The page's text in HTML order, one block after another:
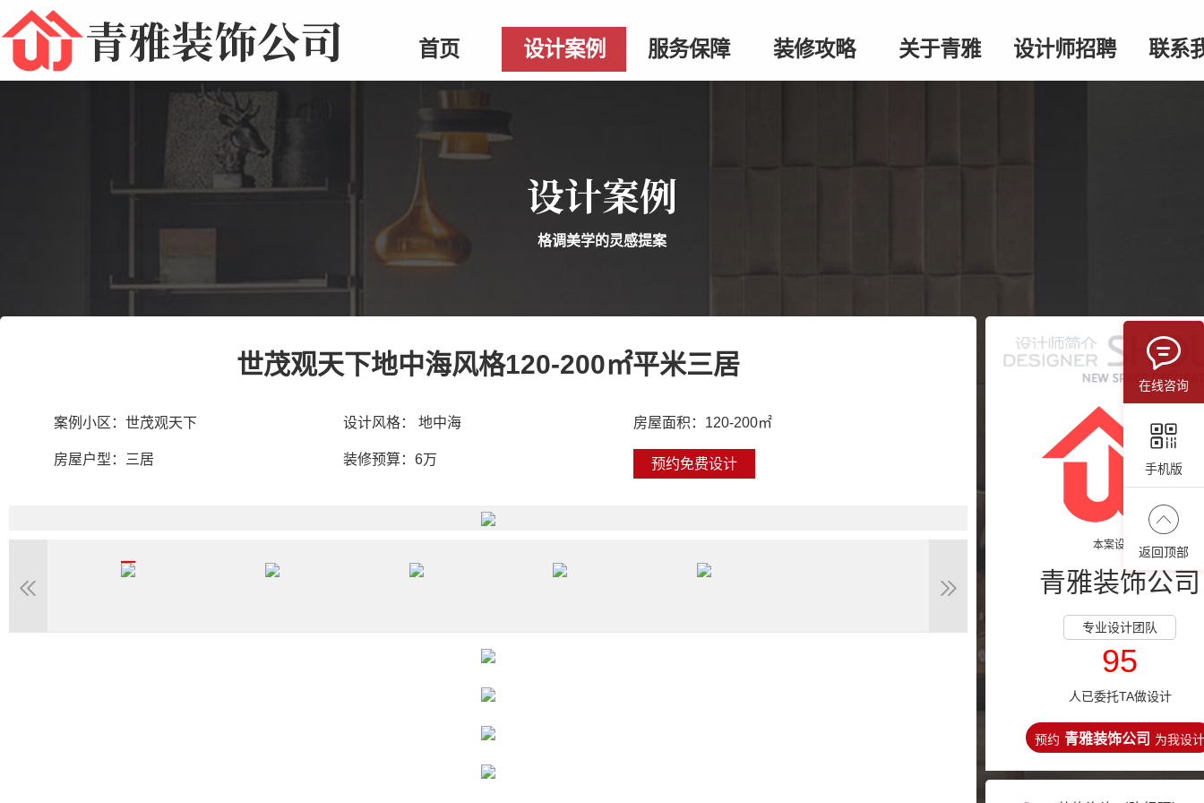
青雅装饰公司 首页 设计案例 服务保障 装修攻略 关于青雅 设计师招聘 联系
设计案例
格调美学的灵感提案
世茂观天下地中海风格120-200㎡平米三居
案例小区： 世茂观天下 设计风格： 地中海 房屋面积： 120-200㎡
房屋户型： 三居 装修预算：6万 预约免费设计
本案设计师
青雅装饰公司
专业设计团队
95
人已委托TA做设计
预约 青雅装饰公司 为我设计
在线咨询
手机版
返回顶部